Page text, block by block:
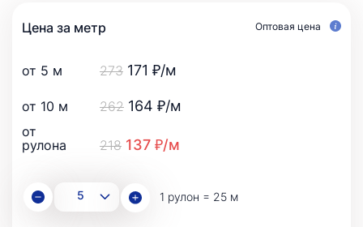
Цена за метр Оптовая цена
от 5 м 273 171 ₽/м
от 10 м 262 164 ₽/м
от
рулона
218 137 ₽/м
1 рулон = 25 м